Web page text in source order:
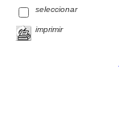
seleccionar
imprimir